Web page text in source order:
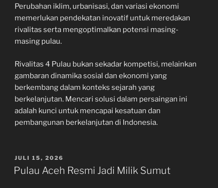
Perubahan iklim, urbanisasi, dan variasi ekonomi
memerlukan pendekatan inovatif untuk meredakan
rivalitas serta mengoptimalkan potensi masing-
masing pulau.
Rivalitas 4 Pulau bukan sekadar kompetisi, melainkan
gambaran dinamika sosial dan ekonomi yang
berkembang dalam konteks sejarah yang
berkelanjutan. Mencari solusi dalam persaingan ini
adalah kunci untuk mencapai kesatuan dan
pembangunan berkelanjutan di Indonesia.
POSTED
ON
JULI 15, 2026
Pulau Aceh Resmi Jadi Milik Sumut